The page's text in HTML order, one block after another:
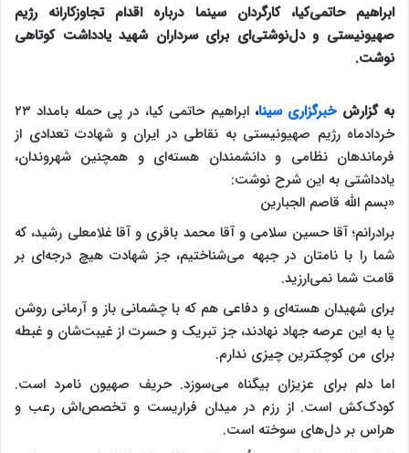
ابراهیم حاتمی‌کیا، کارگردان سینما درباره اقدام تجاوزکارانه رژیم
صهیونیستی و دل‌نوشتی‌ای برای سرداران شهید یادداشت کوتاهی
نوشت.
به گزارشخبرگزاری سینا،
ابراهیم حاتمی کیا، در پی حمله بامداد ۲۳
خردادماه رژیم صهیونیستی به نقاطی در ایران و شهادت تعدادی از
فرماندهان نظامی و دانشمندان هسته‌ای و همچنین شهروندان،
یادداشتی به این شرح نوشت:
«بسم الله قاصم الجبارین
برادرانم؛ آقا حسین سلامی و آقا محمد باقری و آقا غلامعلی رشید، که
شما را با نامتان در جبهه می‌شناختیم، جز شهادت هیچ درجه‌ای بر
قامت شما نمی‌ارزید.
برای شهیدان هسته‌ای و دفاعی هم که با چشمانی باز و آرمانی روشن
پا به این عرصه جهاد نهادند، جز تبریک و حسرت از غیبت‌شان و غبطه
برای من کوچکترین چیزی ندارم.
اما دلم برای عزیزان بیگناه می‌سوزد. حریف صهیون نامرد است.
کودک‌کش است. از رزم در میدان فراریست و تخصص‌اش رعب و
هراس بر دل‌های سوخته است.